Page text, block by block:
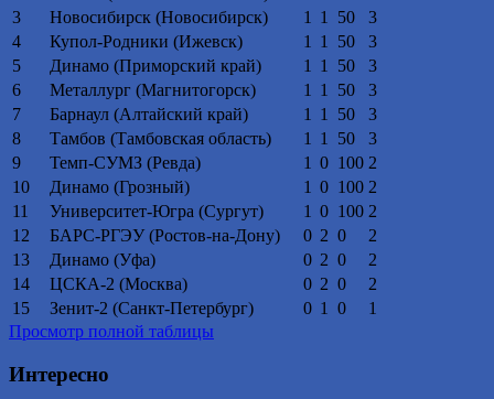
3
Новосибирск (Новосибирск) 1 1 50
3
4
Купол-Родники (Ижевск) 1 1 50
3
5
Динамо (Приморский край) 1 1 50
3
6
Металлург (Магнитогорск) 1 1 50
3
7
Барнаул (Алтайский край) 1 1 50
3
8
Тамбов (Тамбовская область) 1 1 50
3
9
Темп-СУМЗ (Ревда) 1 0 100 2
10
Динамо (Грозный) 1 0 100 2
11
Университет-Югра (Сургут) 1 0 100 2
12
БАРС-РГЭУ (Ростов-на-Дону) 0 2 0
2
13
Динамо (Уфа) 0 2 0
2
14
ЦСКА-2 (Москва) 0 2 0
2
15
Зенит-2 (Санкт-Петербург) 0 1 0
1
Просмотр полной таблицы
Интересно